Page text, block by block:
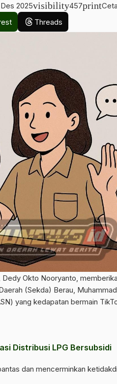
2025visibility457print
Threads
Okto Nooryanto,
(Sekda) Berau,
yang kedapatan bermain
Distribusi LPG Bersubsidi
dan mencerminkan